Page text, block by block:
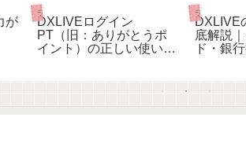
が
ライブチャットあれこれ
DXLIVEログイン
PT（旧：ありがとうポ
イント）の正しい使い方
ライブチャッ
DXLIVE
底解説
ド・銀